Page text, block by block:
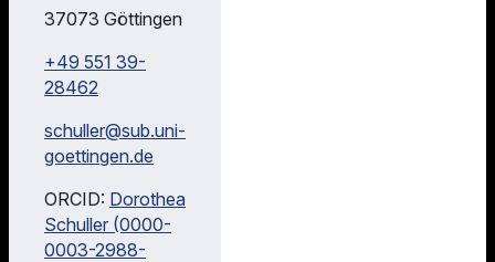
37073 Göttingen
+49 551 39-
28462
schuller@sub.uni-
goettingen.de
ORCID: Dorothea
Schuller (0000-
0003-2988-